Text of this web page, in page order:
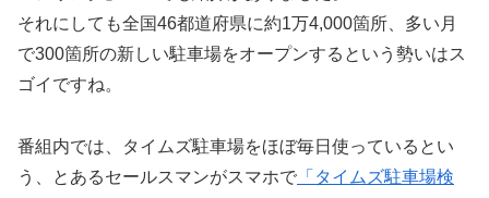
それにしても全国46都道府県に約1万4,000箇所、多い月
で300箇所の新しい駐車場をオープンするという勢いはス
ゴイですね。
番組内では、タイムズ駐車場をほぼ毎日使っているとい
う、とあるセールスマンがスマホで 「タイムズ駐車場検